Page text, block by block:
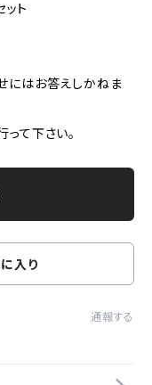
ト
にはお答えしかねま
て下さい。
入り
通報する